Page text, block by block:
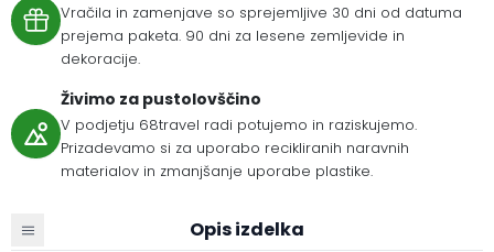
Vračila in zamenjave so sprejemljive 30 dni od datuma
prejema paketa. 90 dni za lesene zemljevide in
dekoracije.
Živimo za pustolovščino
V podjetju 68travel radi potujemo in raziskujemo.
Prizadevamo si za uporabo recikliranih naravnih
materialov in zmanjšanje uporabe plastike.
Opis izdelka